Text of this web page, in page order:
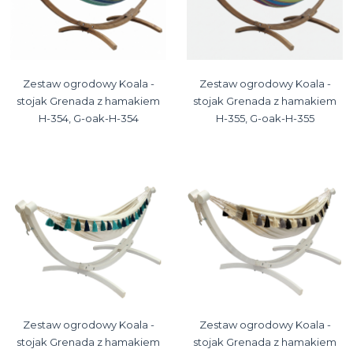
Zestaw ogrodowy Koala -
stojak Grenada z hamakiem
H-354, G-oak-H-354
Zestaw ogrodowy Koala -
stojak Grenada z hamakiem
H-355, G-oak-H-355
Zestaw ogrodowy Koala -
stojak Grenada z hamakiem
Zestaw ogrodowy Koala -
stojak Grenada z hamakiem